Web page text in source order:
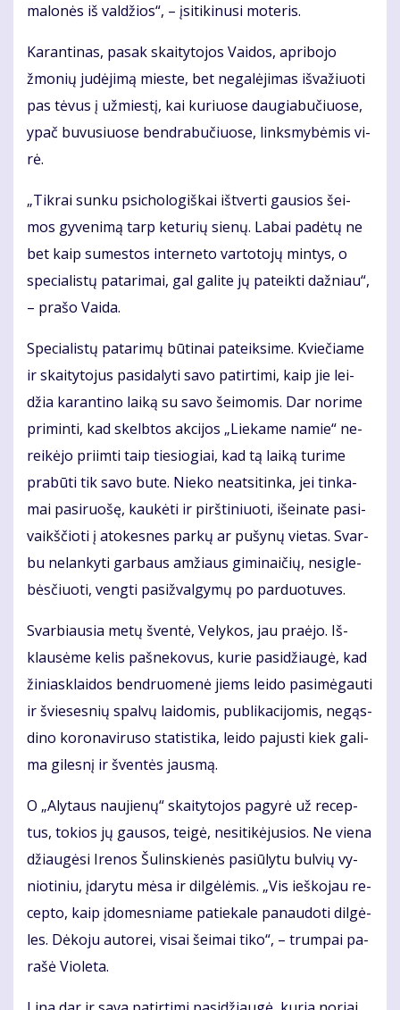
ma­lo­nės iš val­džios“, – įsi­ti­ki­nu­si mo­te­ris.
Ka­ran­ti­nas, pa­sak skai­ty­to­jos Vai­dos, ap­ri­bo­jo
žmo­nių ju­dė­ji­mą mies­te, bet ne­ga­lė­ji­mas iš­va­žiuo­ti
pas tė­vus į už­mies­tį, kai ku­riuo­se dau­gia­bu­čiuo­se,
ypač bu­vu­siuo­se ben­dra­bu­čiuo­se, links­my­bė­mis vi­
rė.
„Tik­rai sun­ku psi­cho­lo­giš­kai iš­tver­ti gau­sios šei­
mos gy­ve­ni­mą tarp ke­tu­rių sie­nų. La­bai pa­dė­tų ne
bet kaip su­mes­tos in­ter­ne­to var­to­to­jų min­tys, o
spe­cia­lis­tų pa­ta­ri­mai, gal ga­li­te jų pa­teik­ti daž­niau“,
– pra­šo Vai­da.
Spe­cia­lis­tų pa­ta­ri­mų bū­ti­nai pa­teik­si­me. Kvie­čia­me
ir skai­ty­to­jus pa­si­da­ly­ti sa­vo pa­tir­ti­mi, kaip jie lei­
džia ka­ran­ti­no lai­ką su sa­vo šei­mo­mis. Dar no­ri­me
pri­min­ti, kad skelb­tos ak­ci­jos „Lie­ka­me na­mie“ ne­
rei­kė­jo pri­im­ti taip tie­sio­giai, kad tą lai­ką tu­ri­me
pra­bū­ti tik sa­vo bu­te. Nie­ko ne­at­si­tin­ka, jei tin­ka­
mai pa­si­ruo­šę, kau­kė­ti ir pirš­ti­niuo­ti, iš­ei­na­te pa­si­
vaikš­čio­ti į ato­kes­nes par­kų ar pu­šy­nų vie­tas. Svar­
bu ne­lan­ky­ti gar­baus am­žiaus gi­mi­nai­čių, ne­sig­le­
bės­čiuo­ti, veng­ti pa­si­žval­gy­mų po par­duo­tu­ves.
Svar­biau­sia me­tų šven­tė, Ve­ly­kos, jau pra­ėjo. Iš­
klau­sė­me ke­lis pa­šne­ko­vus, ku­rie pa­si­džiau­gė, kad
ži­niask­lai­dos ben­druo­me­nė jiems lei­do pa­si­mė­gau­ti
ir švie­ses­nių spal­vų lai­do­mis, pub­li­ka­ci­jo­mis, ne­gąs­
di­no ko­ro­na­vi­ru­so sta­tis­ti­ka, lei­do pa­jus­ti kiek ga­li­
ma gi­les­nį ir šven­tės jaus­mą.
O „Aly­taus nau­jie­nų“ skai­ty­to­jos pa­gy­rė už re­cep­
tus, to­kios jų gau­sos, tei­gė, ne­si­ti­kė­ju­sios. Ne vie­na
džiau­gė­si Ire­nos Šu­lins­kie­nės pa­siū­ly­tu bul­vių vy­
nio­ti­niu, įda­ry­tu mė­sa ir dil­gė­lė­mis. „Vis ieš­ko­jau re­
cep­to, kaip įdo­mes­nia­me pa­tie­ka­le pa­nau­do­ti dil­gė­
les. Dė­ko­ju au­to­rei, vi­sai šei­mai ti­ko“, – trum­pai pa­
ra­šė Vio­le­ta.